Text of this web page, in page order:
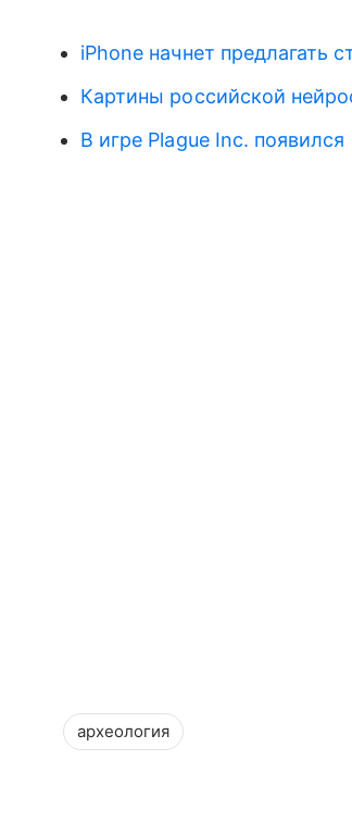
iPhone начнет предлагать
Картины российской
В игре Plague Inc.
археология